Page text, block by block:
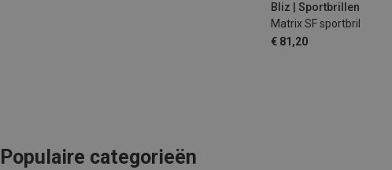
Bliz | Sportbrillen
Matrix SF sportbril
€ 81,20
Populaire categorieën